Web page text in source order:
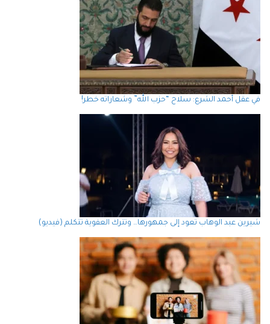
في عقل أحمد الشرع: سلاح “حزب الله” وشعاراته خطر!
شيرين عبد الوهاب تعود إلى جمهورها… وتترك العفوية تتكلم (فيديو)